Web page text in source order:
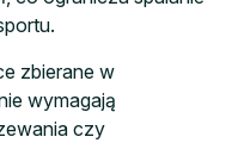
zbierane w
wymagają
czy